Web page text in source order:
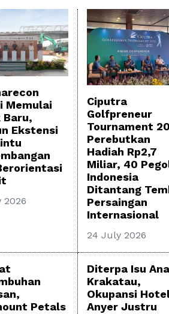
Memulai
Baru,
Ekstensi
2026
Ciputra
Golfpreneur
Tournament
Perebutkan
Hadiah Rp2,7
Miliar, 40
Indonesia
Ditantang
Persaingan
Internasional
24 July 2026
Petals
Diterpa Isu
Krakatau,
Okupansi
Anyer Justru